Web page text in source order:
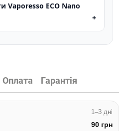
Vaporesso ECO Nano
Оплата Гарантія
1–3 дні
90 грн